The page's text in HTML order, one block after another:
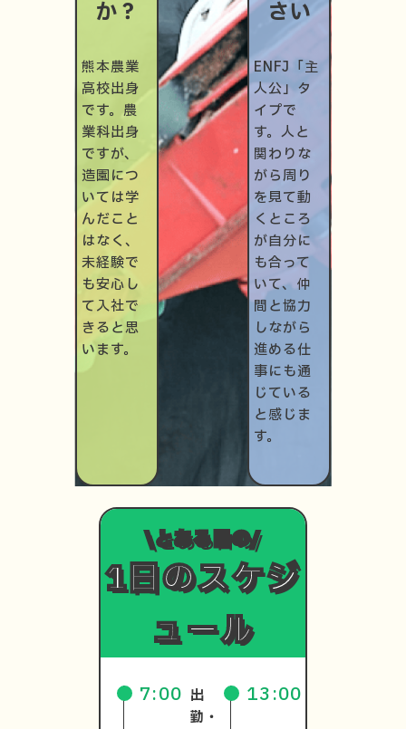
か？
熊本農業
高校出身
です。農
業科出身
ですが、
造園につ
いては学
んだこと
はなく、
未経験で
も安心し
て入社で
きると思
います。
さい
ENFJ「主
人公」タ
イプで
す。人と
関わりな
がら周り
を見て動
くところ
が自分に
も合って
いて、仲
間と協力
しながら
進める仕
事にも通
じている
と感じま
す。
\とある日の/
1日のスケジ
ュール
7:00 出
勤・
13:00